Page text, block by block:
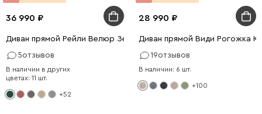
36 990
Диван прямой Рейли Велюр Зеленый
5отзывов
В наличии в других
цветах: 11 шт.
+52
28 990
Диван прямой Види Рогожка
19отзывов
В наличии: 6 шт.
+100